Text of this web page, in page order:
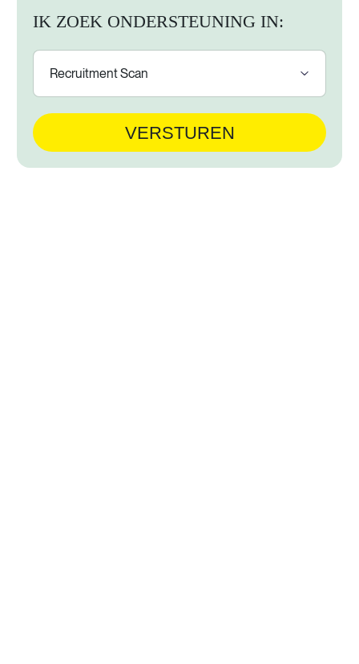
IK ZOEK ONDERSTEUNING IN:
VERSTUREN